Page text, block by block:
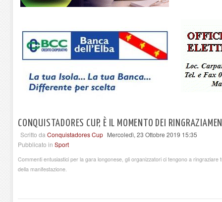
CONQUISTADORES CUP, È IL MOMENTO DEI
Scritto da Conquistadores Cup Mercoledì, 23 Ottobre 2019 15:35
Pubblicato in Sport
Commenti entusiastici per la gara longonese, gli organizzatori ci tengono a ringraziare
della manifestazione.